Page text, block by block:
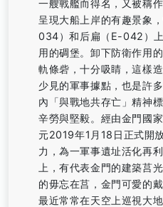
一艘戰艦而得名，又被稱
呈現大船上岸的有趣景象
034）和后扁（E-042）
用的碉堡。卸下防衛作用
軌條砦，十分吸睛，這樣
少見的軍事據點，也是許
內「與戰地共存亡」精神
辛勞與堅毅。經由金門國
元2019年1月18日正式開
力，為一軍事遺址活化再
上，有代表金門的建築莒
的毋忘在莒，金門可愛的
最近常常在天空上巡視大